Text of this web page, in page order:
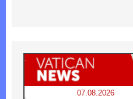
07.08.2026